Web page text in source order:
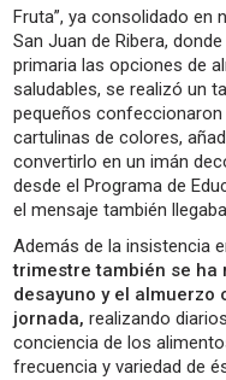
Fruta”, ya consolidado en
San Juan de Ribera,
primaria las opciones de
saludables, se realizó un
pequeños
cartulinas de colores,
convertirlo en un imán
desde el Programa de
el mensaje también
Además de la insistencia
trimestre también se
desayuno y el almuerzo
jornada, realizando
conciencia de los
frecuencia y variedad de